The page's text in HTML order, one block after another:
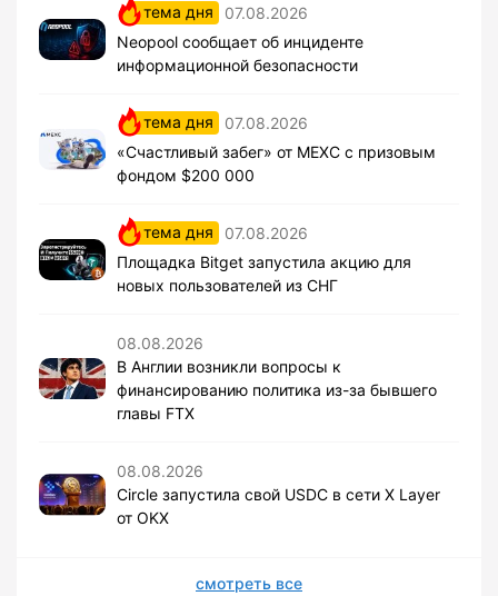
тема дня
07.08.2026
Neopool сообщает об инциденте
информационной безопасности
тема дня
07.08.2026
«Счастливый забег» от MEXC с призовым
фондом $200 000
тема дня
07.08.2026
Площадка Bitget запустила акцию для
новых пользователей из СНГ
08.08.2026
В Англии возникли вопросы к
финансированию политика из-за бывшего
главы FTX
08.08.2026
Circle запустила свой USDC в сети X Layer
от OKX
смотреть все